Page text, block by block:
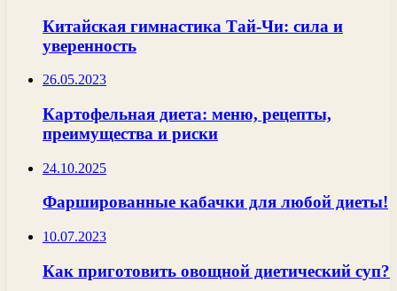
Китайская гимнастика Тай-Чи: сила и
уверенность
26.05.2023
Картофельная диета: меню, рецепты,
преимущества и риски
24.10.2025
Фаршированные кабачки для любой диеты!
10.07.2023
Как приготовить овощной диетический суп?